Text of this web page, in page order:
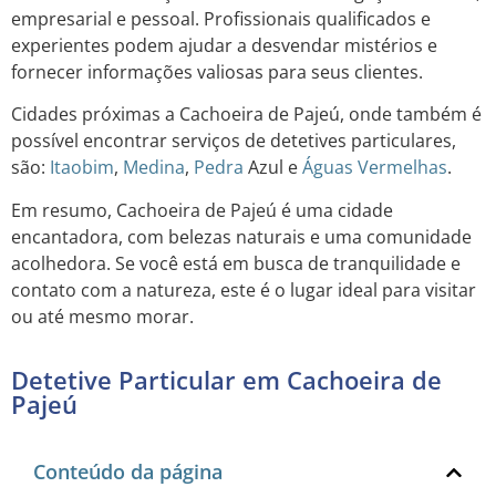
empresarial e pessoal. Profissionais qualificados e
experientes podem ajudar a desvendar mistérios e
fornecer informações valiosas para seus clientes.
Cidades próximas a Cachoeira de Pajeú, onde também é
possível encontrar serviços de detetives particulares,
são: Itaobim, Medina, Pedra Azul eÁguas Vermelhas.
Em resumo, Cachoeira de Pajeú é uma cidade
encantadora, com belezas naturais e uma comunidade
acolhedora. Se você está em busca de tranquilidade e
contato com a natureza, este é o lugar ideal para visitar
ou até mesmo morar.
Detetive Particular em Cachoeira de
Pajeú
Conteúdo da página